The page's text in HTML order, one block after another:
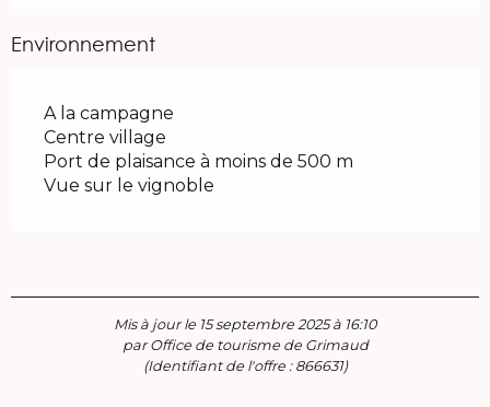
Environnement
A la campagne
Centre village
Port de plaisance à moins de 500 m
Vue sur le vignoble
Mis à jour le 15 septembre 2025 à 16:10
par Office de tourisme de Grimaud
(Identifiant de l'offre : 866631)